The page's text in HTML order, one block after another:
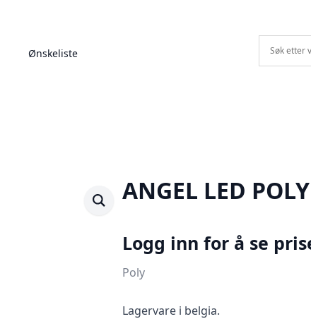
Ønskeliste
ANGEL LED
Logg inn for å se
Poly
Lagervare i belgia.